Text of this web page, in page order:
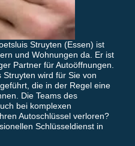
Struyten (Essen) ist
und Wohnungen da. Er ist
Partner für Autoöffnungen.
Struyten wird für Sie von
die in der Regel eine
Die Teams des
bei komplexen
Autoschlüssel verloren?
Schlüsseldienst in